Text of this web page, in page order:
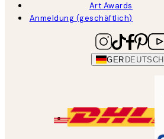
Art Awards
Anmeldung (geschäftlich)
GER DEUTSCH